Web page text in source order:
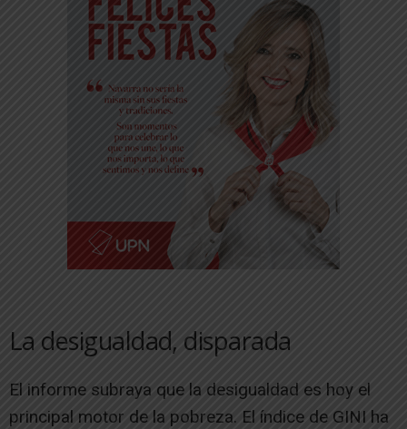
La desigualdad, disparada
El informe subraya que la desigualdad es hoy el
principal motor de la pobreza. El índice de GINI ha